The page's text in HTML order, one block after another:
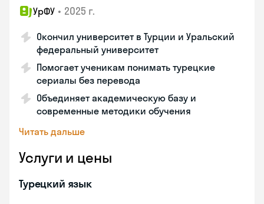
УрФУ • 2025 г.
Окончил университет в Турции и Уральский
федеральный университет
Помогает ученикам понимать турецкие
сериалы без перевода
Объединяет академическую базу и
современные методики обучения
Читать дальше
Услуги и цены
Турецкий язык